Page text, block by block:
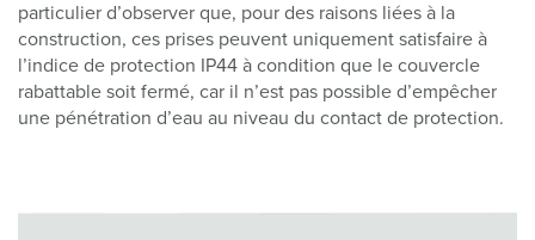
particulier d’observer que, pour des raisons liées à la
construction, ces prises peuvent uniquement satisfaire à
l’indice de protection IP44 à condition que le couvercle
rabattable soit fermé, car il n’est pas possible d’empêcher
une pénétration d’eau au niveau du contact de protection.